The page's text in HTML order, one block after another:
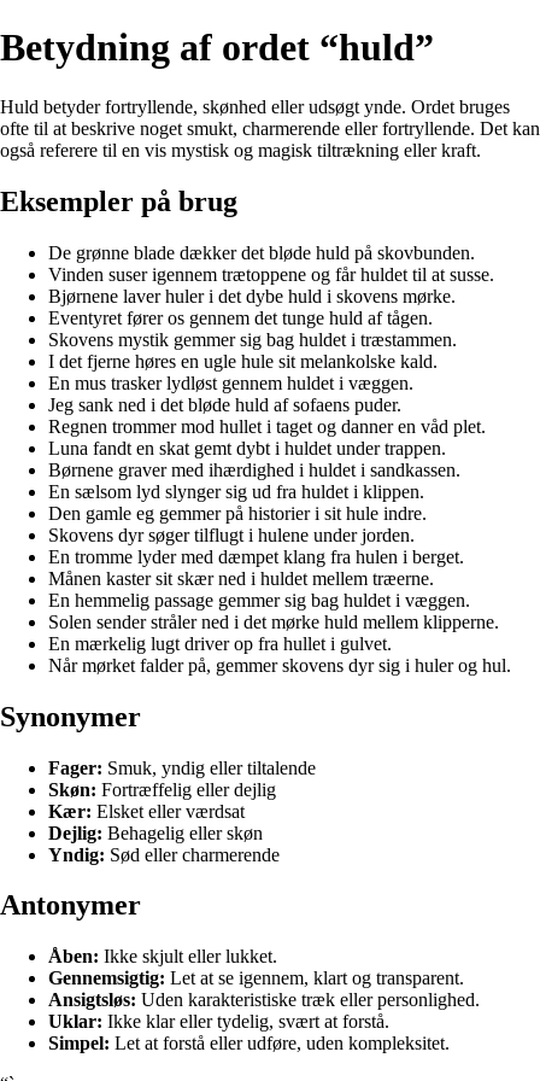
Betydning af ordet “huld”
Huld betyder fortryllende, skønhed eller udsøgt ynde. Ordet bruges
ofte til at beskrive noget smukt, charmerende eller fortryllende. Det kan
også referere til en vis mystisk og magisk tiltrækning eller kraft.
Eksempler på brug
De grønne blade dækker det bløde huld på skovbunden.
Vinden suser igennem trætoppene og får huldet til at susse.
Bjørnene laver huler i det dybe huld i skovens mørke.
Eventyret fører os gennem det tunge huld af tågen.
Skovens mystik gemmer sig bag huldet i træstammen.
I det fjerne høres en ugle hule sit melankolske kald.
En mus trasker lydløst gennem huldet i væggen.
Jeg sank ned i det bløde huld af sofaens puder.
Regnen trommer mod hullet i taget og danner en våd plet.
Luna fandt en skat gemt dybt i huldet under trappen.
Børnene graver med ihærdighed i huldet i sandkassen.
En sælsom lyd slynger sig ud fra huldet i klippen.
Den gamle eg gemmer på historier i sit hule indre.
Skovens dyr søger tilflugt i hulene under jorden.
En tromme lyder med dæmpet klang fra hulen i berget.
Månen kaster sit skær ned i huldet mellem træerne.
En hemmelig passage gemmer sig bag huldet i væggen.
Solen sender stråler ned i det mørke huld mellem klipperne.
En mærkelig lugt driver op fra hullet i gulvet.
Når mørket falder på, gemmer skovens dyr sig i huler og hul.
Synonymer
Fager: Smuk, yndig eller tiltalende
Skøn: Fortræffelig eller dejlig
Kær: Elsket eller værdsat
Dejlig: Behagelig eller skøn
Yndig: Sød eller charmerende
Antonymer
Åben: Ikke skjult eller lukket.
Gennemsigtig: Let at se igennem, klart og transparent.
Ansigtsløs: Uden karakteristiske træk eller personlighed.
Uklar: Ikke klar eller tydelig, svært at forstå.
Simpel: Let at forstå eller udføre, uden kompleksitet.